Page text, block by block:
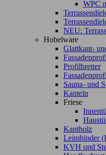
WPC
NEU:
Hobelware
Glattkant-
Profilbretter
Sauna- und
Kanteln
Friese
Kantholz
Leimbinder
KVH und